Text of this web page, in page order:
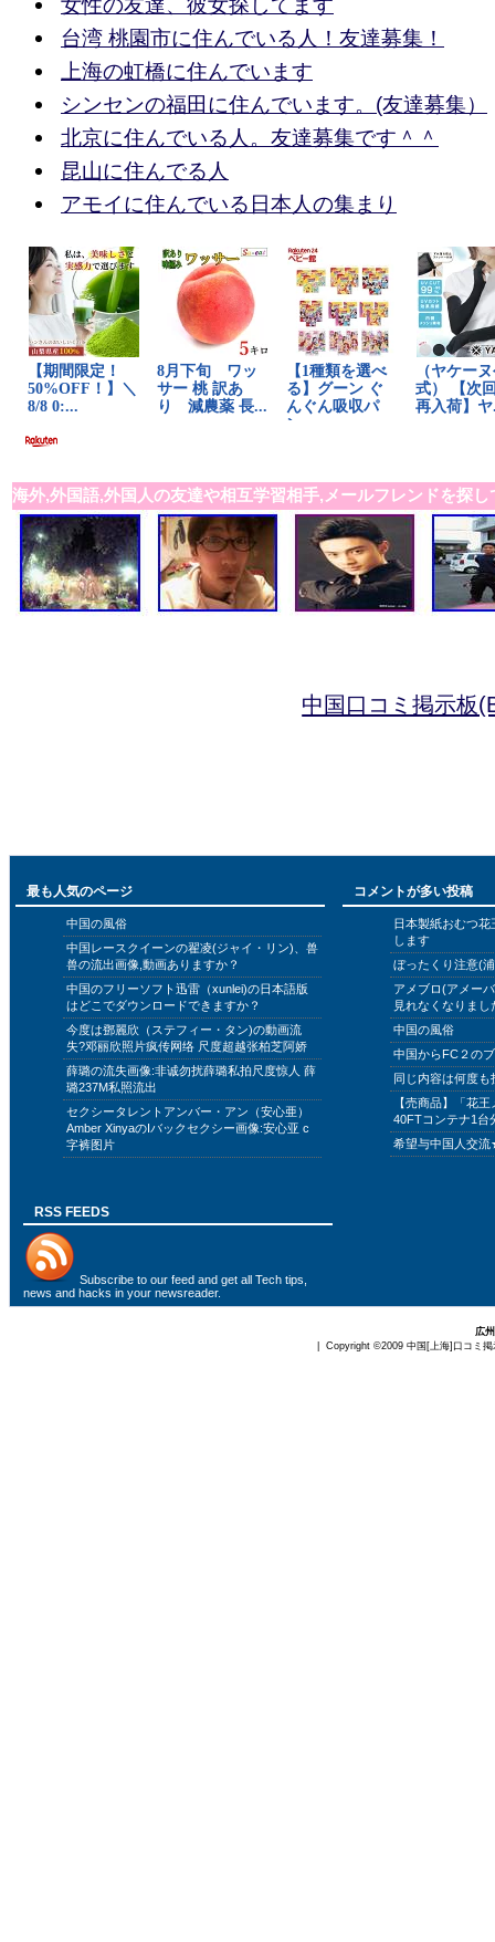
女性の友達、彼女探してます
台湾 桃園市に住んでいる人！友達募集！
上海の虹橋に住んでいます
シンセンの福田に住んでいます。(友達募集）
北京に住んでいる人。友達募集です＾＾
昆山に住んでる人
アモイに住んでいる日本人の集まり
海外,外国語,外国人の友達や相互学習相手,メールフレンドを探し
中国口コミ掲示板
最も人気のページ
中国の風俗
中国レースクイーンの翟凌(ジャイ・リン)、兽
兽の流出画像,動画ありますか？
中国のフリーソフト迅雷（xunlei)の日本語版
はどこでダウンロードできますか？
今度は鄧麗欣（ステフィー・タン)の動画流
失?邓丽欣照片疯传网络 尺度超越张柏芝阿娇
薛璐の流失画像:非诚勿扰薛璐私拍尺度惊人 薛
璐237M私照流出
セクシータレントアンバー・アン（安心亜）
Amber XinyaのIバックセクシー画像:安心亚 c
字裤图片
コメントが多い投稿
日本製紙おむつ
します
ぼったくり注意(
アメブロ(アメー
見れなくなりまし
中国の風俗
中国からFC２の
同じ内容は何度
【売商品】「花
40FTコンテナ1台
希望与中国人交
RSS FEEDS
Subscribe to our feed and get all Tech tips,
news and hacks in your newsreader.
広
| Copyright ©2009 中国[上海]口コミ掲